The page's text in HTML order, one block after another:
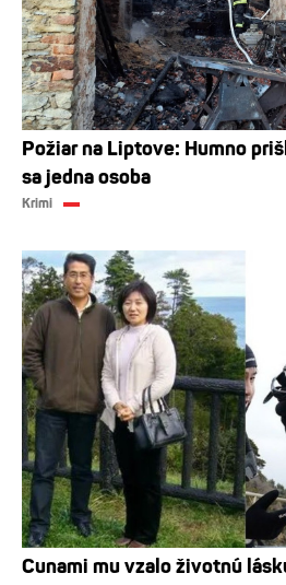
Požiar na Liptove: Humno
sa jedna osoba
Krimi
Cunami mu vzalo životnú